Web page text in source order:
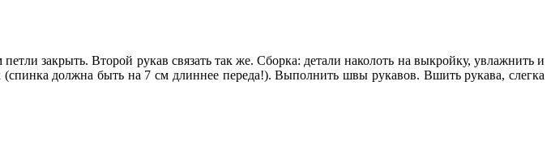
закрыть. Второй рукав связать так же. Сборка: детали наколоть на выкройку, увлажнить и
должна быть на 7 см длиннее переда!). Выполнить швы рукавов. Вшить рукава, слегка